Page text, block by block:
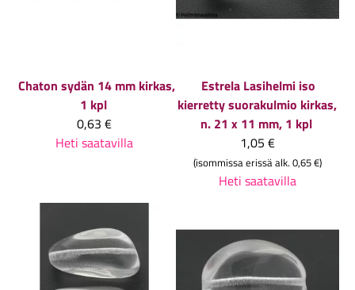
Chaton sydän 14 mm kirkas,
1 kpl
0,63 €
Heti saatavilla
Estrela Lasihelmi iso
kierretty suorakulmio kirkas,
n. 21 x 11 mm, 1 kpl
1,05 €
(isommissa erissä alk. 0,65 €)
Heti saatavilla